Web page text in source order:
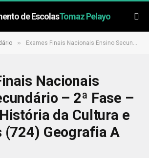
de EscolasTomaz Pelayo
» Exames Finais Nacionais Ensino Secundário – 2ª Fase – 11.º Ano História da Cultura e das Artes (724) Geografia A (719)
Nacionais
– 2ª Fase –
da Cultura e
(724) Geografia A